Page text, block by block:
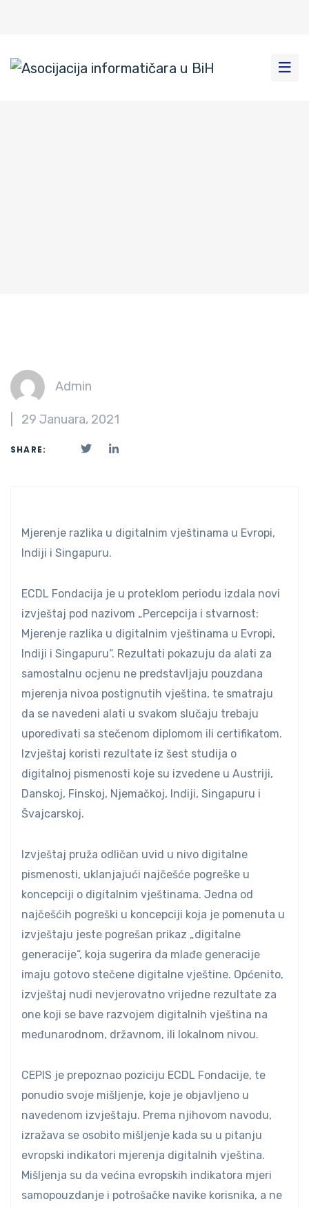
Admin
29 Januara, 2021
SHARE:
Mjerenje razlika u digitalnim vještinama u Evropi,
Indiji i Singapuru.
ECDL Fondacija je u proteklom periodu izdala novi
izvještaj pod nazivom „Percepcija i stvarnost:
Mjerenje razlika u digitalnim vještinama u Evropi,
Indiji i Singapuru“. Rezultati pokazuju da alati za
samostalnu ocjenu ne predstavljaju pouzdana
mjerenja nivoa postignutih vještina, te smatraju
da se navedeni alati u svakom slučaju trebaju
upoređivati sa stečenom diplomom ili certifikatom.
Izvještaj koristi rezultate iz šest studija o
digitalnoj pismenosti koje su izvedene u Austriji,
Danskoj, Finskoj, Njemačkoj, Indiji, Singapuru i
Švajcarskoj.
Izvještaj pruža odličan uvid u nivo digitalne
pismenosti, uklanjajući najčešće pogreške u
koncepciji o digitalnim vještinama. Jedna od
najčešćih pogreški u koncepciji koja je pomenuta u
izvještaju jeste pogrešan prikaz „digitalne
generacije“, koja sugerira da mlađe generacije
imaju gotovo stečene digitalne vještine. Općenito,
izvještaj nudi nevjerovatno vrijedne rezultate za
one koji se bave razvojem digitalnih vještina na
međunarodnom, državnom, ili lokalnom nivou.
CEPIS je prepoznao poziciju ECDL Fondacije, te
ponudio svoje mišljenje, koje je objavljeno u
navedenom izvještaju. Prema njihovom navodu,
izražava se osobito mišljenje kada su u pitanju
evropski indikatori mjerenja digitalnih vještina.
Mišljenja su da većina evropskih indikatora mjeri
samopouzdanje i potrošačke navike korisnika, a ne